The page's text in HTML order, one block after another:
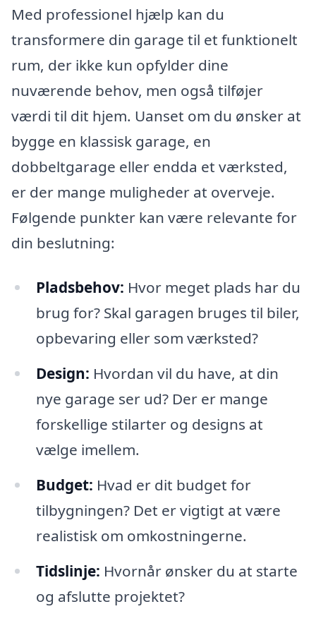
Med professionel hjælp kan du
transformere din garage til et funktionelt
rum, der ikke kun opfylder dine
nuværende behov, men også tilføjer
værdi til dit hjem. Uanset om du ønsker at
bygge en klassisk garage, en
dobbeltgarage eller endda et værksted,
er der mange muligheder at overveje.
Følgende punkter kan være relevante for
din beslutning:
Pladsbehov: Hvor meget plads har du
brug for? Skal garagen bruges til biler,
opbevaring eller som værksted?
Design: Hvordan vil du have, at din
nye garage ser ud? Der er mange
forskellige stilarter og designs at
vælge imellem.
Budget: Hvad er dit budget for
tilbygningen? Det er vigtigt at være
realistisk om omkostningerne.
Tidslinje: Hvornår ønsker du at starte
og afslutte projektet?